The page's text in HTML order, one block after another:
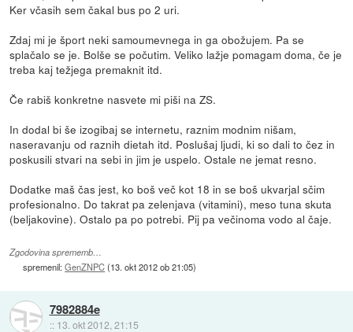
Ker včasih sem čakal bus po 2 uri.
Zdaj mi je šport neki samoumevnega in ga obožujem. Pa se
splačalo se je. Bolše se počutim. Veliko lažje pomagam doma, če je
treba kaj težjega premaknit itd.
Če rabiš konkretne nasvete mi piši na ZS.
In dodal bi še izogibaj se internetu, raznim modnim nišam,
naseravanju od raznih dietah itd. Poslušaj ljudi, ki so dali to čez in
poskusili stvari na sebi in jim je uspelo. Ostale ne jemat resno.
Dodatke maš čas jest, ko boš več kot 18 in se boš ukvarjal sčim
profesionalno. Do takrat pa zelenjava (vitamini), meso tuna skuta
(beljakovine). Ostalo pa po potrebi. Pij pa večinoma vodo al čaje.
Zgodovina sprememb…
spremenil:GenZNPC(13. okt 2012 ob 21:05)
7982884e
:: 13. okt 2012, 21:15